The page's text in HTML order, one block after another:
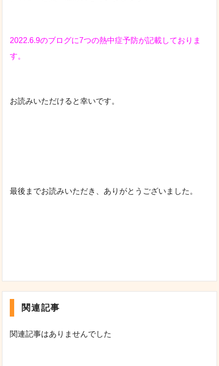
2022.6.9のブログに7つの熱中症予防が記載しておりま
す。
お読みいただけると幸いです。
最後までお読みいただき、ありがとうございました。
関連記事
関連記事はありませんでした